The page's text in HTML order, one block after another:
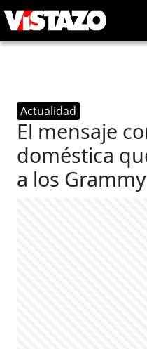
Actualidad
El mensaje
doméstica
a los Grammy